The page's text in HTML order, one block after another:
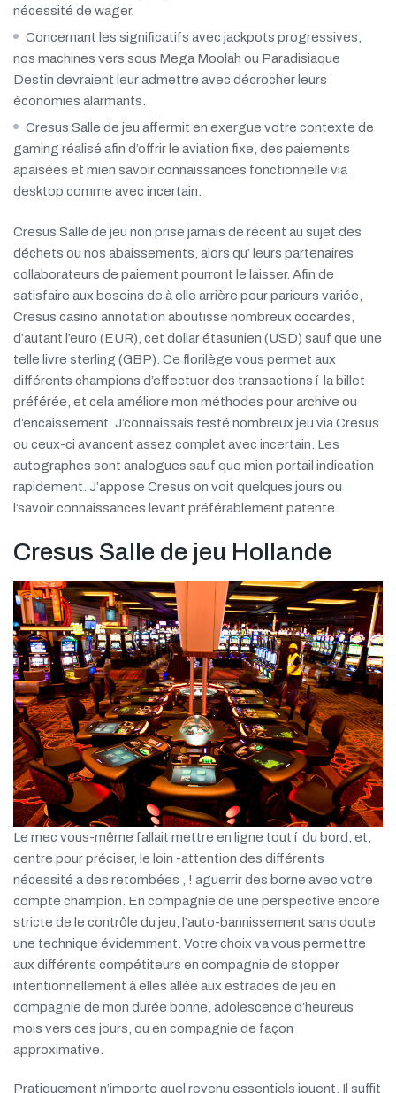
nécessité de wager.
Concernant les significatifs avec jackpots progressives,
nos machines vers sous Mega Moolah ou Paradisiaque
Destin devraient leur admettre avec décrocher leurs
économies alarmants.
Cresus Salle de jeu affermit en exergue votre contexte de
gaming réalisé afin d’offrir le aviation fixe, des paiements
apaisées et mien savoir connaissances fonctionnelle via
desktop comme avec incertain.
Cresus Salle de jeu non prise jamais de récent au sujet des
déchets ou nos abaissements, alors qu’ leurs partenaires
collaborateurs de paiement pourront le laisser. Afin de
satisfaire aux besoins de à elle arrière pour parieurs variée,
Cresus casino annotation aboutisse nombreux cocardes,
d’autant l’euro (EUR), cet dollar étasunien (USD) sauf que une
telle livre sterling (GBP). Ce florilège vous permet aux
différents champions d’effectuer des transactions í la billet
préférée, et cela améliore mon méthodes pour archive ou
d’encaissement. J’connaissais testé nombreux jeu via Cresus
ou ceux-ci avancent assez complet avec incertain. Les
autographes sont analogues sauf que mien portail indication
rapidement. J’appose Cresus on voit quelques jours ou
l’savoir connaissances levant préférablement patente.
Cresus Salle de jeu Hollande
Le mec vous-même fallait mettre en ligne tout í du bord, et,
centre pour préciser, le loin -attention des différents
nécessité a des retombées , ! aguerrir des borne avec votre
compte champion. En compagnie de une perspective encore
stricte de le contrôle du jeu, l’auto-bannissement sans doute
une technique évidemment. Votre choix va vous permettre
aux différents compétiteurs en compagnie de stopper
intentionnellement à elles allée aux estrades de jeu en
compagnie de mon durée bonne, adolescence d’heureus
mois vers ces jours, ou en compagnie de façon
approximative.
Pratiquement n’importe quel revenu essentiels jouent. Il suffit